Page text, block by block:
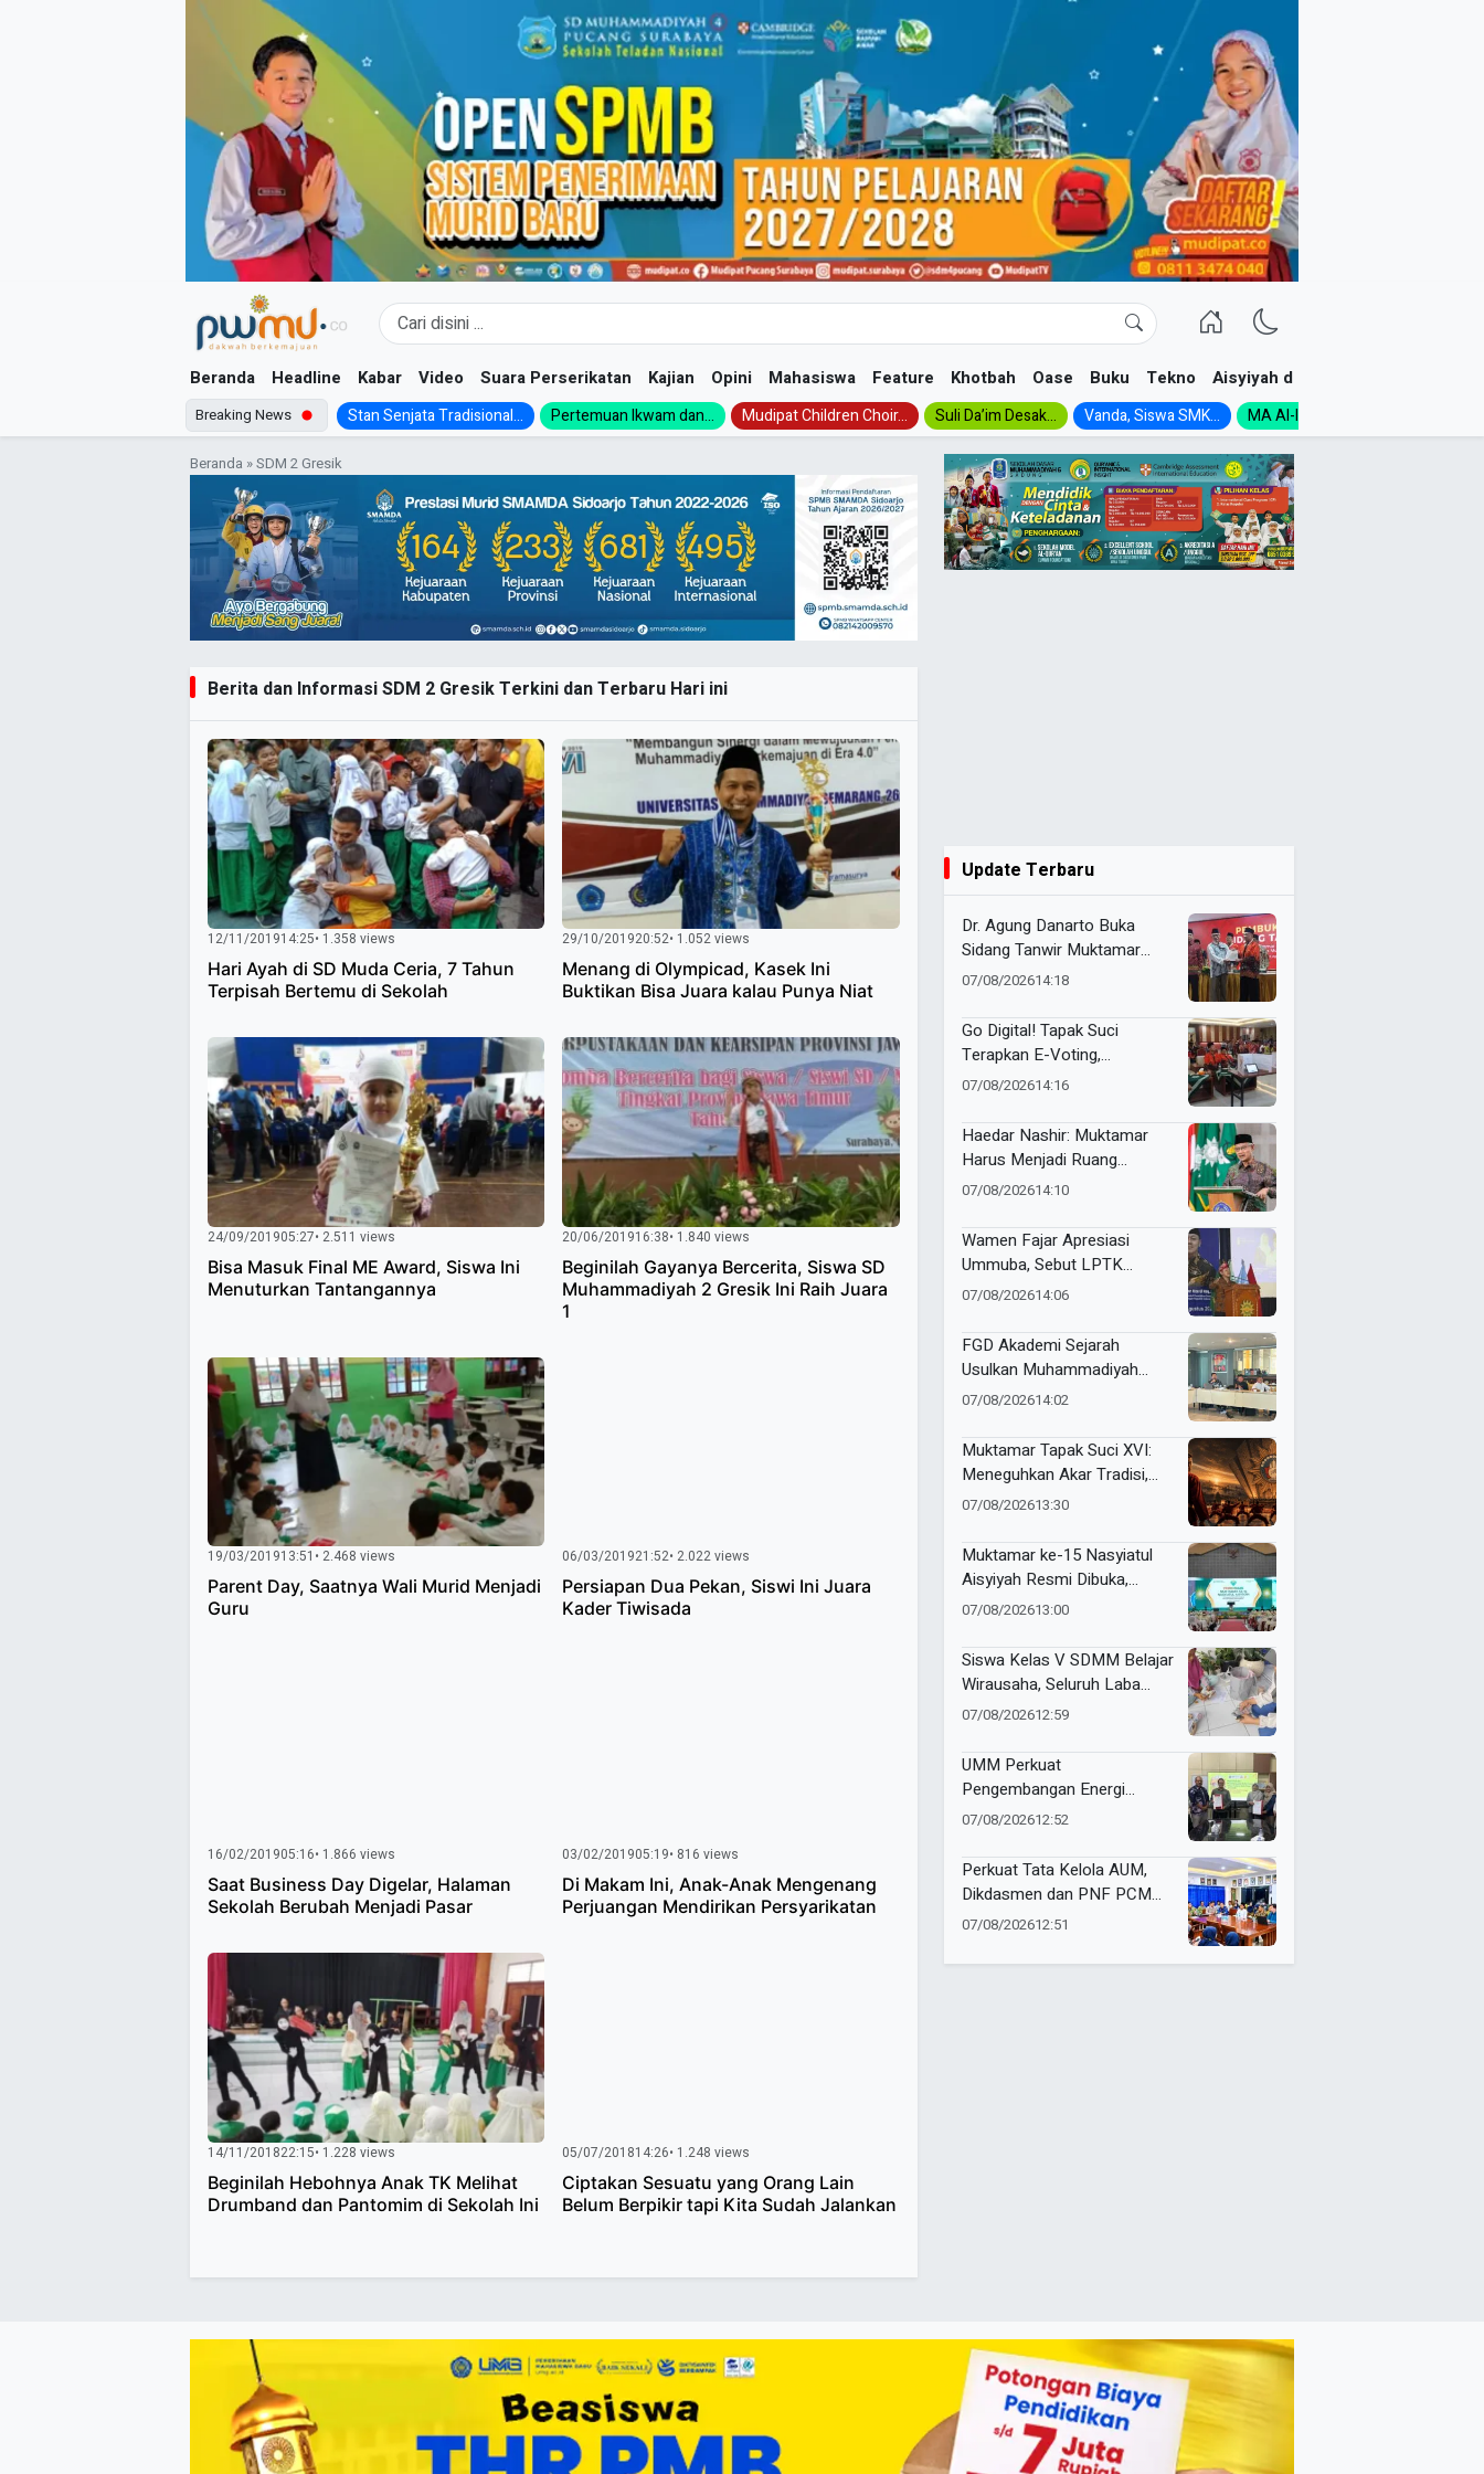
Beranda Headline Kabar Video Suara Perserikatan Kajian Opini Mahasiswa Feature Khotbah Oase Buku Tekno Aisyiyah dan NA
Breaking News Stan Senjata Tradisional... Pertemuan Ikwam dan... Mudipat Children Choir... Suli Da’im Desak... Vanda, Siswa SMK... MA Al-Ishlah Gelar...
Beranda »SDM 2 Gresik
Berita dan Informasi SDM 2 Gresik Terkini dan Terbaru Hari ini
12/11/201914:25• 1.358 views
Hari Ayah di SD Muda Ceria, 7 Tahun
Terpisah Bertemu di Sekolah
29/10/201920:52• 1.052 views
Menang di Olympicad, Kasek Ini
Buktikan Bisa Juara kalau Punya Niat
24/09/201905:27• 2.511 views
Bisa Masuk Final ME Award, Siswa Ini
Menuturkan Tantangannya
20/06/201916:38• 1.840 views
Beginilah Gayanya Bercerita, Siswa SD
Muhammadiyah 2 Gresik Ini Raih Juara
1
19/03/201913:51 • 2.468 views
Parent Day, Saatnya Wali Murid Menjadi
Guru
06/03/201921:52• 2.022 views
Persiapan Dua Pekan, Siswi Ini Juara
Kader Tiwisada
16/02/201905:16• 1.866 views
Saat Business Day Digelar, Halaman
Sekolah Berubah Menjadi Pasar
03/02/201905:19• 816 views
Di Makam Ini, Anak-Anak Mengenang
Perjuangan Mendirikan Persyarikatan
14/11/201822:15• 1.228 views
Beginilah Hebohnya Anak TK Melihat
Drumband dan Pantomim di Sekolah Ini
05/07/201814:26• 1.248 views
Ciptakan Sesuatu yang Orang Lain
Belum Berpikir tapi Kita Sudah Jalankan
Update Terbaru
Dr. Agung Danarto Buka
Sidang Tanwir Muktamar
Tapak Suci: “Tapak Suci
Ho dan Dracin”
07/08/202614:18
Go Digital! Tapak Suci
Terapkan E-Voting,
Pemilihan Formatur
07/08/202614:16
Haedar Nashir: Muktamar
Harus Menjadi Ruang
Musyawarah, Bukan
07/08/202614:10
Wamen Fajar Apresiasi
Ummuba, Sebut LPTK
Penopang Kemajuan
07/08/202614:06
FGD Akademi Sejarah
Usulkan Muhammadiyah
Corner di PTMA
07/08/202614:02
Muktamar Tapak Suci XVI:
Meneguhkan Akar Tradisi,
Menjemput Masa Depan
07/08/202613:30
Muktamar ke-15 Nasyiatul
Aisyiyah Resmi Dibuka,
Teguhkan Komitmen
Berkemajuan
07/08/202613:00
Siswa Kelas V SDMM Belajar
Wirausaha, Seluruh Laba
Entrepreneur for Charity
07/08/202612:59
UMM Perkuat
Pengembangan Energi
Terbarukan Lewat Varietas
07/08/202612:52
Perkuat Tata Kelola AUM,
Dikdasmen dan PNF PCM
Tulangan Tandatangani
07/08/202612:51